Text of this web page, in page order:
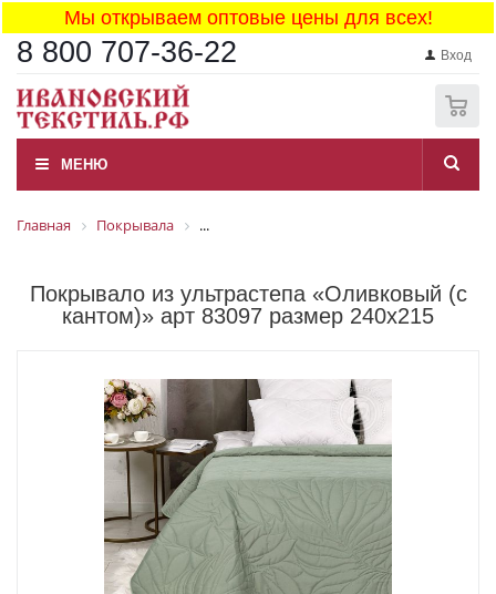
Мы открываем оптовые цены для всех!
8 800 707-36-22 Вход
МЕНЮ
Главная Покрывала ...
Покрывало из ультрастепа «Оливковый (с
кантом)» арт 83097 размер 240x215